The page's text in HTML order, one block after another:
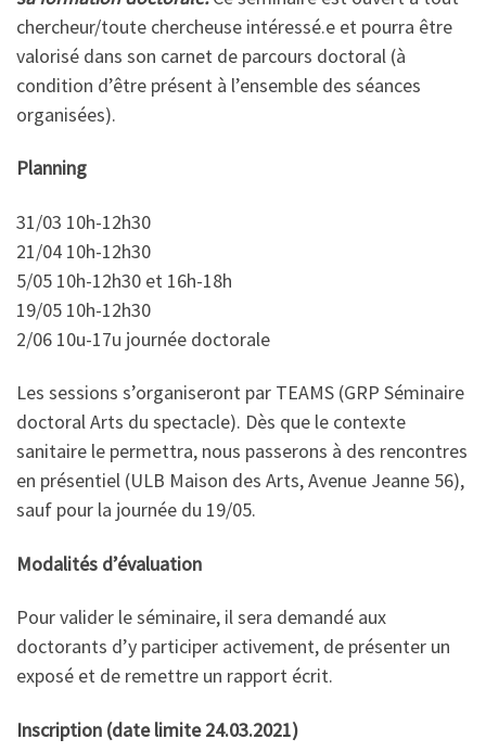
chercheur/toute chercheuse intéressé.e et pourra être
valorisé dans son carnet de parcours doctoral (à
condition d’être présent à l’ensemble des séances
organisées).
Planning
31/03 10h-12h30
21/04 10h-12h30
5/05 10h-12h30 et 16h-18h
19/05 10h-12h30
2/06 10u-17u journée doctorale
Les sessions s’organiseront par TEAMS (GRP Séminaire
doctoral Arts du spectacle). Dès que le contexte
sanitaire le permettra, nous passerons à des rencontres
en présentiel (ULB Maison des Arts, Avenue Jeanne 56),
sauf pour la journée du 19/05.
Modalités d’évaluation
Pour valider le séminaire, il sera demandé aux
doctorants d’y participer activement, de présenter un
exposé et de remettre un rapport écrit.
Inscription (date limite 24.03.2021)